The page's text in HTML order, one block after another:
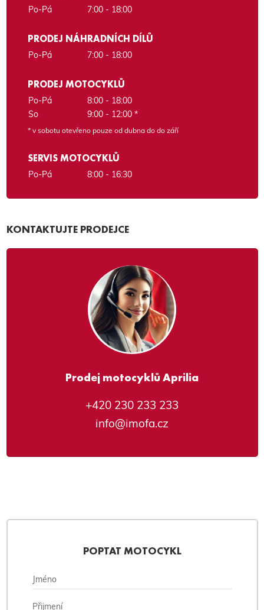
Po-Pá 7:00 - 18:00
PRODEJ NÁHRADNÍCH DÍLŮ
Po-Pá 7:00 - 18:00
PRODEJ MOTOCYKLŮ
Po-Pá
8:00 - 18:00
So
9:00 - 12:00 *
* v sobotu otevřeno pouze od dubna do do září
SERVIS MOTOCYKLŮ
Po-Pá 8:00 - 16:30
KONTAKTUJTE PRODEJCE
Prodej motocyklů Aprilia
+420 230 233 233
info@imofa.cz
POPTAT MOTOCYKL